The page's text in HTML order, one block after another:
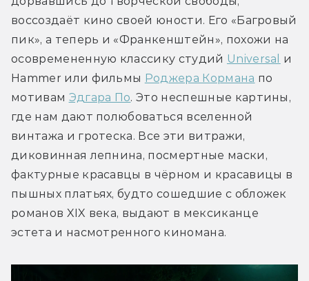
воссоздаёт кино своей юности. Его «Багровый
пик», а теперь и «Франкенштейн», похожи на
осовремененную классику студий Universal
и
Hammer или фильмы Роджера Кормана по
мотивам Эдгара По. Это неспешные картины,
где нам дают полюбоваться вселенной
винтажа и гротеска. Все эти витражи,
диковинная лепнина, посмертные маски,
фактурные красавцы в чёрном и красавицы в
пышных платьях, будто сошедшие с обложек
романов XIX века, выдают в мексиканце
эстета и насмотренного киномана.